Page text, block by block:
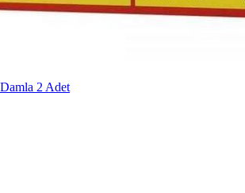
2 Adet